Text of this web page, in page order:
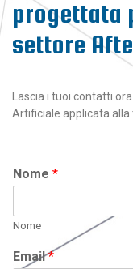
progettata
settore
Lascia i tuoi contatti
Artificiale applicata alla
Nome *
Nome
Email*